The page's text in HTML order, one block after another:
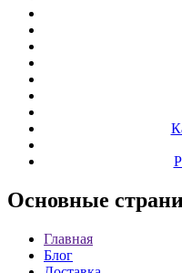
Основные
Главная
Блог